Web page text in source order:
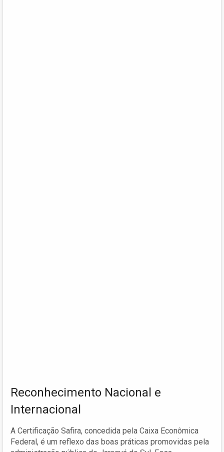
Reconhecimento Nacional e
Internacional
A Certificação Safira, concedida pela Caixa Econômica
Federal, é um reflexo das boas práticas promovidas pela